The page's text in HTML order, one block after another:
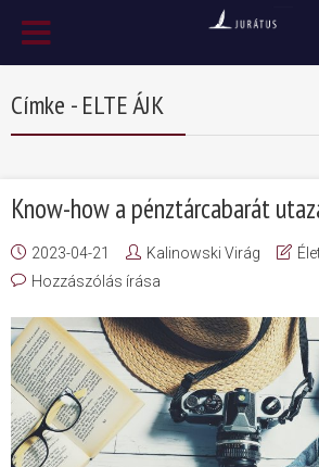
Címke - ELTE ÁJK
Know-how a pénztárcabarát
2023-04-21 Kalinowski Virág
Hozzászólás írása